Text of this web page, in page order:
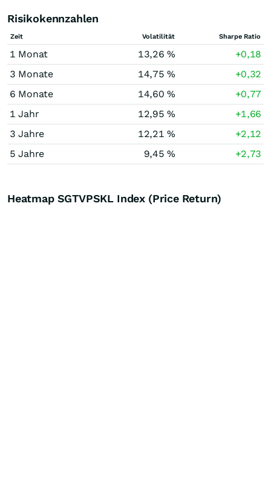
Risikokennzahlen
Zeit Volatilität Sharpe Ratio
1 Monat 13,26 %
+0,18
3 Monate
14,75 %
+0,32
6 Monate
14,60 %
+0,77
1 Jahr
12,95 %
+1,66
3 Jahre
12,21 %
+2,12
5 Jahre
9,45 % +2,73
Heatmap SGTVPSKL Index (Price Return)